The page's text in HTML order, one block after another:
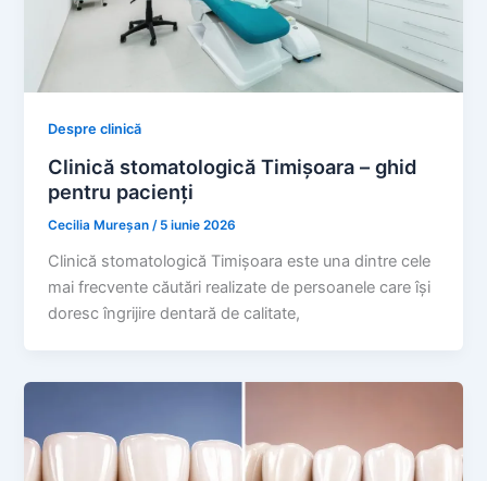
Despre clinică
Clinică stomatologică Timișoara – ghid
pentru pacienți
Cecilia Mureșan / 5 iunie 2026
Clinică stomatologică Timișoara este una dintre cele
mai frecvente căutări realizate de persoanele care își
doresc îngrijire dentară de calitate,